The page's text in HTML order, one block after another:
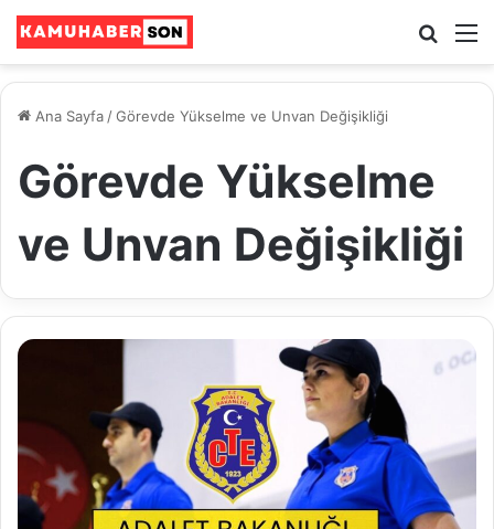
Ara
Ana Sayfa /Görevde Yükselme ve Unvan Değişikliği
Görevde Yükselme
ve Unvan Değişikliği